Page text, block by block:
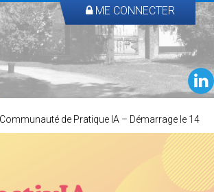
ME CONNECTER
de Pratique IA – Démarrage le 14